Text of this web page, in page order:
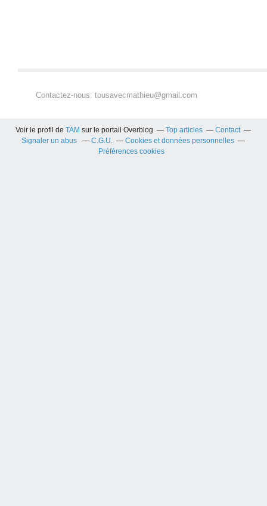
Contactez-nous: tousavecmathieu@gmail.com
Voir le profil deTAM sur le portail Overblog Top articles
Contact
Signaler un abus
C.G.U.
Cookies et données personnelles
Préférences cookies